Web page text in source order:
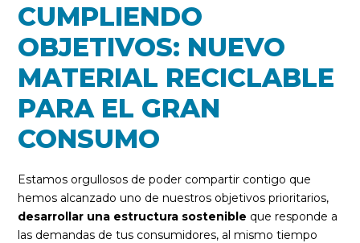
CUMPLIENDO
OBJETIVOS: NUEVO
MATERIAL RECICLABLE
PARA EL GRAN
CONSUMO
Estamos orgullosos de poder compartir contigo que
hemos alcanzado uno de nuestros objetivos prioritarios,
desarrollar una estructura sostenible que responde a
las demandas de tus consumidores, al mismo tiempo